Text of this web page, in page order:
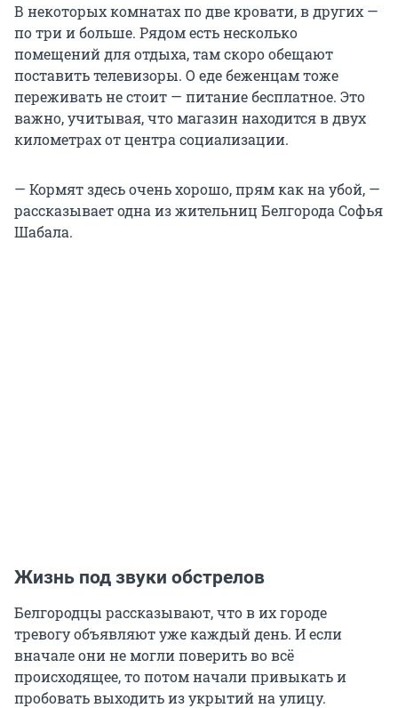
В некоторых комнатах по две кровати, в других —
по три и больше. Рядом есть несколько
помещений для отдыха, там скоро обещают
поставить телевизоры. О еде беженцам тоже
переживать не стоит — питание бесплатное. Это
важно, учитывая, что магазин находится в двух
километрах от центра социализации.
— Кормят здесь очень хорошо, прям как на убой, —
рассказывает одна из жительниц Белгорода Софья
Шабала.
Жизнь под звуки обстрелов
Белгородцы рассказывают, что в их городе
тревогу объявляют уже каждый день. И если
вначале они не могли поверить во всё
происходящее, то потом начали привыкать и
пробовать выходить из укрытий на улицу.